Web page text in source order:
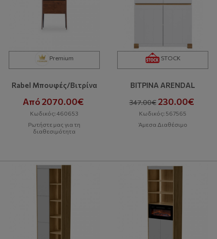
Premium
Rabel Μπουφές/Βιτρίνα
Από 2070.00€
Κωδικός: 460653
Ρωτήστε μας για τη
διαθεσιμότητα
STOCK
ΒΙΤΡΙΝΑ ARENDAL
347.00€ 230.00€
Κωδικός: 567565
Άμεσα Διαθέσιμο